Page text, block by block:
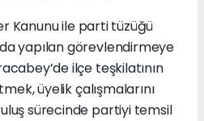
Kanunu ile parti tüzüğü
yapılan görevlendirmeye
ilçe teşkilatının
üyelik çalışmalarını
sürecinde partiyi temsil